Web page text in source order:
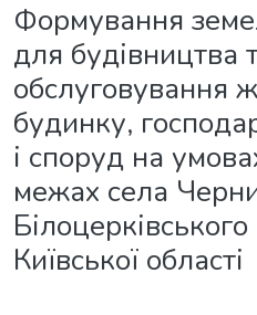
Формування
для будівництва
обслуговування
будинку,
і споруд на
межах села
Київської області